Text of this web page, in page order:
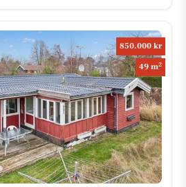
850.000 kr
49 m2